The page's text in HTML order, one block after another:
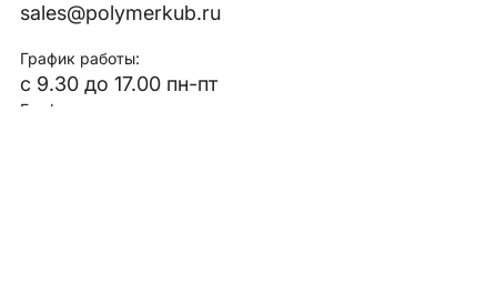
sales@polymerkub.ru
График работы:
с 9.30 до 17.00 пн-пт
График отгрузки: